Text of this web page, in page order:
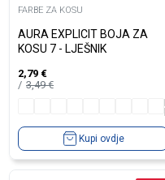
FARBE ZA KOSU
AURA EXPLICIT BOJA ZA
KOSU 7 - LJEŠNIK
2,79 €
3,49€
Kupi ovdje